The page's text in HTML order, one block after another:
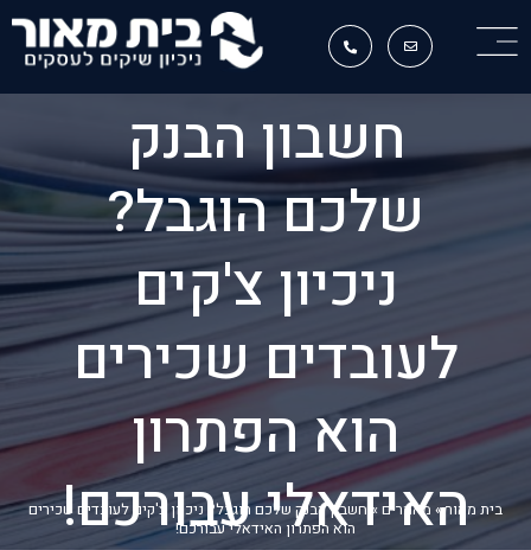
חשבון הבנק
שלכם הוגבל?
ניכיון צ'קים
לעובדים שכירים
הוא הפתרון
האידאלי עבורכם!בית מאור» מאמרים» חשבון הבנק שלכם הוגבל? ניכיון צ'קים לעובדים שכירים
הוא הפתרון האידאלי עבורכם!